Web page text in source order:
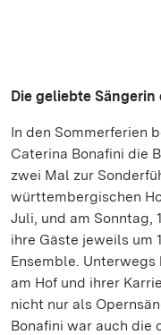
Die geliebte Sängerin
In den Sommerferien
Caterina Bonafini die
zwei Mal zur
württembergischen
Juli, und am Sonntag,
ihre Gäste jeweils um
Ensemble.
am Hof und ihrer
nicht nur als
Bonafini war auch die